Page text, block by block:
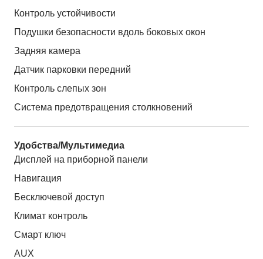
Контроль устойчивости
Подушки безопасности вдоль боковых окон
Задняя камера
Датчик парковки передний
Контроль слепых зон
Система предотвращения столкновений
Удобства/Мультимедиа
Дисплей на приборной панели
Навигация
Бесключевой доступ
Климат контроль
Смарт ключ
AUX